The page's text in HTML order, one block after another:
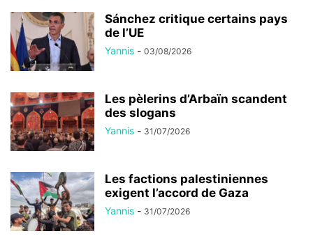
Sánchez critique certains pays
de l’UE
Yannis - 03/08/2026
Les pèlerins d’Arbaïn scandent
des slogans
Yannis - 31/07/2026
Les factions palestiniennes
exigent l’accord de Gaza
Yannis - 31/07/2026